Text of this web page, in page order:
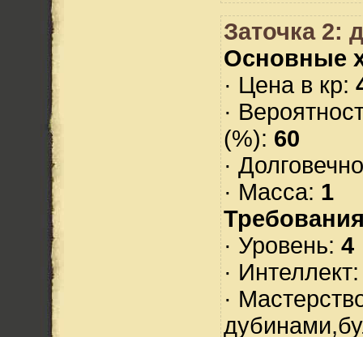
Заточка 2:
Основные
· Цена в кр:
·
(%): 60
·
· Масса: 1
· Уровень: 4
·
·